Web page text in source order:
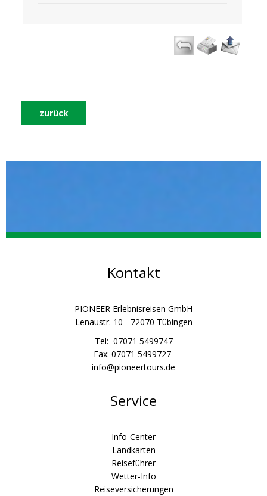
zurück
Kontakt
PIONEER Erlebnisreisen GmbH
Lenaustr. 10 - 72070 Tübingen
Tel: 07071 5499747
Fax: 07071 5499727
info@pioneertours.de
Service
Info-Center
Landkarten
Reiseführer
Wetter-Info
Reiseversicherungen